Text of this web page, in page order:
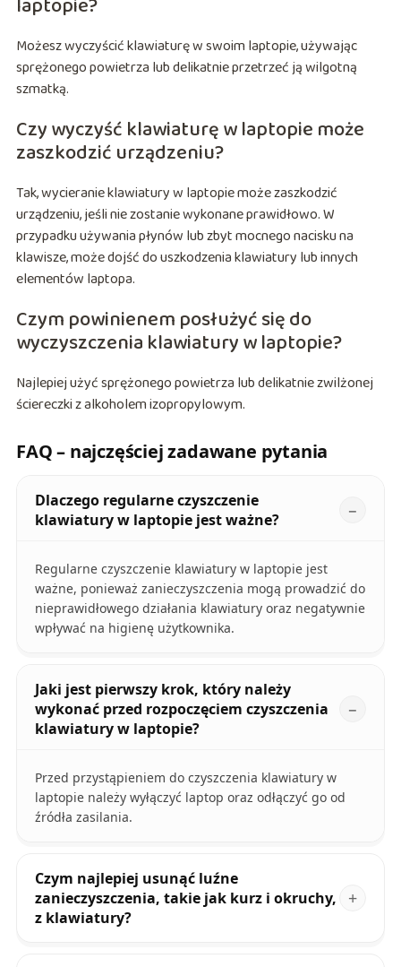
Możesz wyczyścić klawiaturę w swoim laptopie, używając
sprężonego powietrza lub delikatnie przetrzeć ją wilgotną
szmatką.
Czy wyczyść klawiaturę w laptopie może
zaszkodzić urządzeniu?
Tak, wycieranie klawiatury w laptopie może zaszkodzić
urządzeniu, jeśli nie zostanie wykonane prawidłowo. W
przypadku używania płynów lub zbyt mocnego nacisku na
klawisze, może dojść do uszkodzenia klawiatury lub innych
elementów laptopa.
Czym powinienem posłużyć się do
wyczyszczenia klawiatury w laptopie?
Najlepiej użyć sprężonego powietrza lub delikatnie zwilżonej
ściereczki z alkoholem izopropylowym.
FAQ – najczęściej zadawane pytania
Dlaczego regularne czyszczenie
klawiatury w laptopie jest ważne?
Regularne czyszczenie klawiatury w laptopie jest
ważne, ponieważ zanieczyszczenia mogą prowadzić do
nieprawidłowego działania klawiatury oraz negatywnie
wpływać na higienę użytkownika.
Jaki jest pierwszy krok, który należy
wykonać przed rozpoczęciem czyszczenia
klawiatury w laptopie?
Przed przystąpieniem do czyszczenia klawiatury w
laptopie należy wyłączyć laptop oraz odłączyć go od
źródła zasilania.
Czym najlepiej usunąć luźne
zanieczyszczenia, takie jak kurz i okruchy,
z klawiatury?